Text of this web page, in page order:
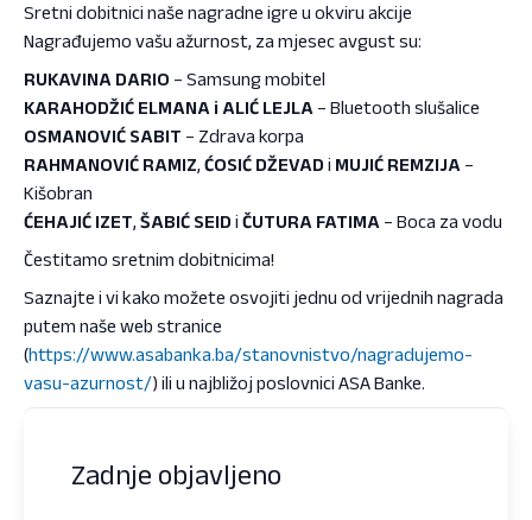
Sretni dobitnici naše nagradne igre u okviru akcije
Nagrađujemo vašu ažurnost, za mjesec avgust su:
RUKAVINA DARIO – Samsung mobitel
KARAHODŽIĆ ELMANA i ALIĆ LEJLA – Bluetooth slušalice
OSMANOVIĆ SABIT – Zdrava korpa
RAHMANOVIĆ RAMIZ, ĆOSIĆ DŽEVAD i MUJIĆ REMZIJA –
Kišobran
ĆEHAJIĆ IZET, ŠABIĆ SEID i ČUTURA FATIMA – Boca za vodu
Čestitamo sretnim dobitnicima!
Saznajte i vi kako možete osvojiti jednu od vrijednih nagrada
putem naše web stranice
(https://www.asabanka.ba/stanovnistvo/nagradujemo-
vasu-azurnost/) ili u najbližoj poslovnici ASA Banke.
Zadnje objavljeno